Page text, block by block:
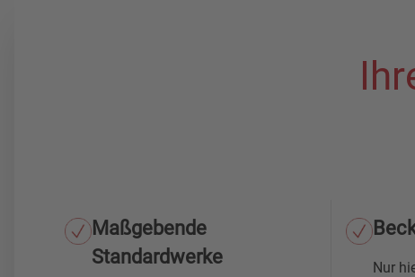
Maßgebende
Standardwerke
Nur